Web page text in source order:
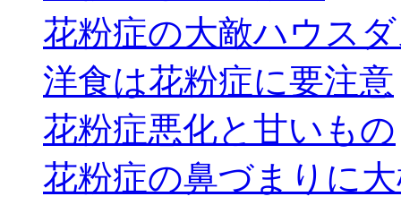
花粉症の大敵ハウス
洋食は花粉症に要注意
花粉症悪化と甘いもの
花粉症の鼻づまりに